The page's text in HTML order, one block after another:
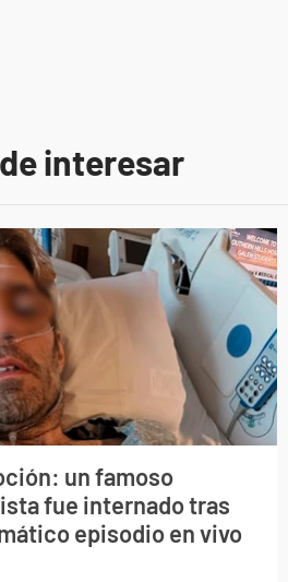
interesar
un famoso
fue internado tras
episodio en vivo